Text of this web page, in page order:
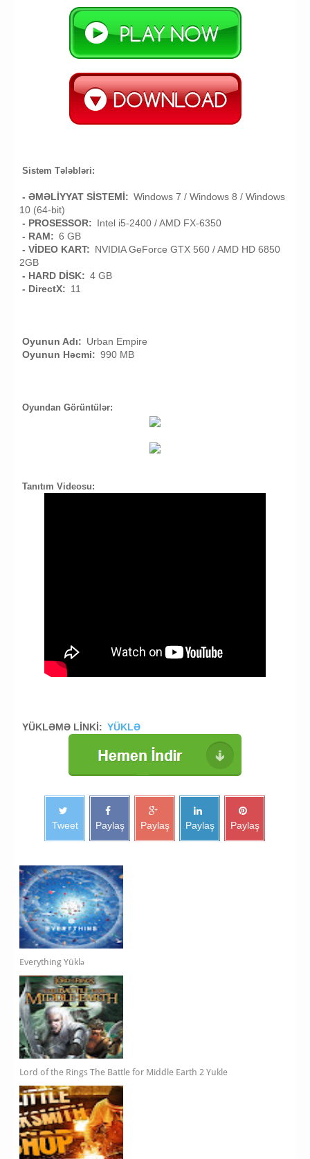
Sistem Tələbləri:
- ƏMƏLİYYAT SİSTEMİ: Windows 7 / Windows 8 / Windows
10 (64-bit)
- PROSESSOR: Intel i5-2400 / AMD FX-6350
- RAM: 6 GB
- VİDEO KART: NVIDIA GeForce GTX 560 / AMD HD 6850
2GB
- HARD DİSK: 4 GB
- DirectX: 11
Oyunun Adı: Urban Empire
Oyunun Həcmi: 990 MB
Oyundan Görüntülər:
Tanıtım Videosu:
YÜKLƏMƏ LİNKİ: YÜKLƏ
Tweet Paylaş Paylaş Paylaş Paylaş
Everything Yüklə
Lord of the Rings The Battle for Middle Earth 2 Yukle